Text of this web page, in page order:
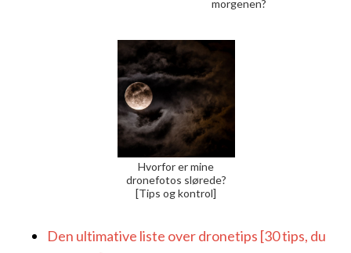
morgenen?
Hvorfor er mine
dronefotos slørede?
[Tips og kontrol]
Den ultimative liste over dronetips [30 tips, du